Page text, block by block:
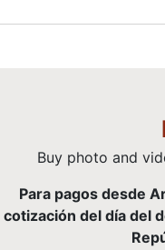
Buy photo and
Para pagos desde
cotización del día del